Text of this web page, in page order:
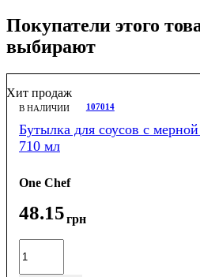
Покупатели этого
выбирают
Хит продаж
В НАЛИЧИИ 107014
Бутылка для соусов с
710 мл
One Chef
48.15грн